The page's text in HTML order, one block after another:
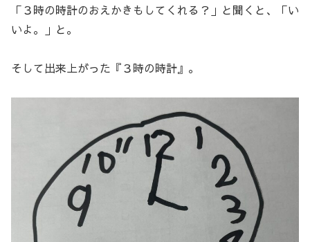
「３時の時計のおえかきもしてくれる？」と聞くと、「い
いよ。」と。
そして出来上がった『３時の時計』。